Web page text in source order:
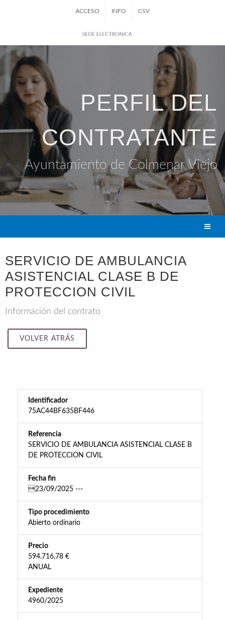
ACCESO INFO CSV
PERFIL DEL
CONTRATANTE
Ayuntamiento de Colmenar Viejo
SERVICIO DE AMBULANCIA
ASISTENCIAL CLASE B DE
PROTECCION CIVIL
Información del contrato
VOLVER ATRÁS
Identificador
75AC44BF635BF446
Referencia
SERVICIO DE AMBULANCIA ASISTENCIAL CLASE B
DE PROTECCION CIVIL
Fecha fin
23/09/2025 ---
Tipo procedimiento
Abierto ordinario
Precio
594.716,78 €
ANUAL
Expediente
4960/2025